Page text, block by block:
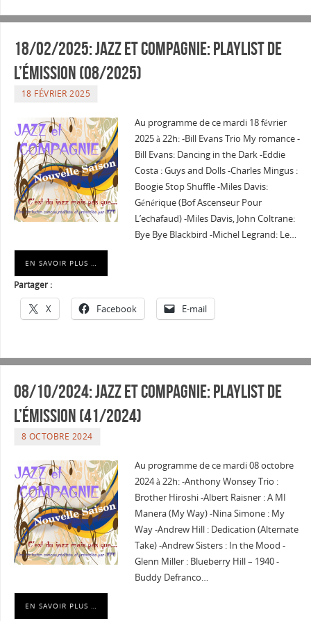
18/02/2025: Jazz et Compagnie: Playlist de
l’émission (08/2025)
18 FÉVRIER 2025
Au programme de ce mardi 18 février
2025 à 22h: -Bill Evans Trio My romance -
Bill Evans: Dancing in the Dark -Eddie
Costa : Guys and Dolls -Charles Mingus :
Boogie Stop Shuffle -Miles Davis:
Générique (Bof Ascenseur Pour
L’echafaud) -Miles Davis, John Coltrane:
Bye Bye Blackbird -Michel Legrand: Le…
EN SAVOIR PLUS …
Partager :
X Facebook E-mail
08/10/2024: Jazz et Compagnie: Playlist de
l’émission (41/2024)
8 OCTOBRE 2024
Au programme de ce mardi 08 octobre
2024 à 22h: -Anthony Wonsey Trio :
Brother Hiroshi -Albert Raisner : A MI
Manera (My Way) -Nina Simone : My
Way -Andrew Hill : Dedication (Alternate
Take) -Andrew Sisters : In the Mood -
Glenn Miller : Blueberry Hill – 1940 -
Buddy Defranco…
EN SAVOIR PLUS …